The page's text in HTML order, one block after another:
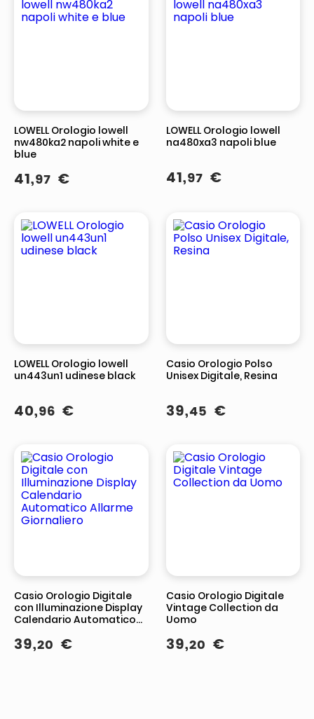
LOWELL Orologio lowell
nw480ka2 napoli white e
blue
41,97 €
LOWELL Orologio lowell
na480xa3 napoli blue
41,97 €
LOWELL Orologio lowell
un443un1 udinese black
40,96 €
Casio Orologio Polso
Unisex Digitale, Resina
39,45 €
Casio Orologio Digitale
con Illuminazione Display
Calendario Automatico
39,20 €
Casio Orologio Digitale
Vintage Collection da
Uomo
39,20 €